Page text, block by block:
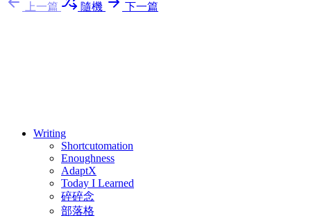
上一篇 隨機
下一篇
Writing
Shortcutomation
Enoughness
AdaptX
Today I Learned
碎碎念
部落格